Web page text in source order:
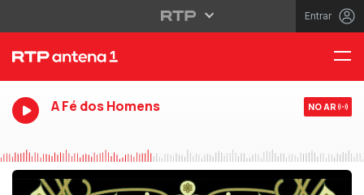
Entrar
A Fé dos Homens NO AR